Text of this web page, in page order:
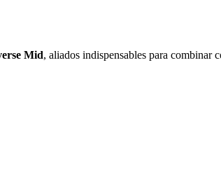
Mid, aliados indispensables para combinar